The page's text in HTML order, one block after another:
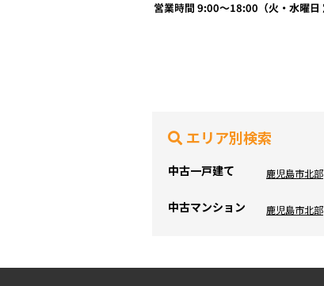
エリア別検索
中古一戸建て 鹿児島市北部
中古マンション 鹿児島市北部